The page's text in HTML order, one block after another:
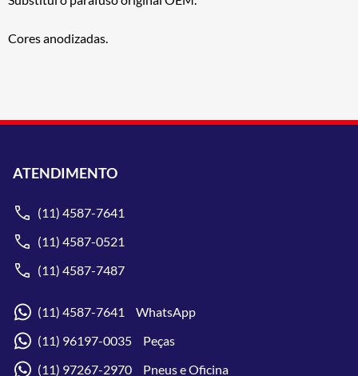
Cores anodizadas.
ATENDIMENTO
(11) 4587-7641
(11) 4587-0521
(11) 4587-7487
(11) 4587-7641 WhatsApp
(11) 96197-0035 Peças
(11) 97267-2970 Pneus e Oficina